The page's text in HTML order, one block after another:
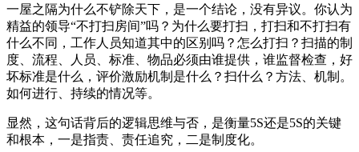
一屋之隔为什么不铲除天下，是一个结论，没有异议。你认为
精益的领导“不打扫房间”吗？为什么要打扫，打扫和不打扫有
什么不同，工作人员知道其中的区别吗？怎么打扫？扫描的制
度、流程、人员、标准、物品必须由谁提供，谁监督检查，好
坏标准是什么，评价激励机制是什么？扫什么？方法、机制。
如何进行、持续的情况等。
显然，这句话背后的逻辑思维与否，是衡量5S还是5S的关键
和根本，一是指责、责任追究，二是制度化。